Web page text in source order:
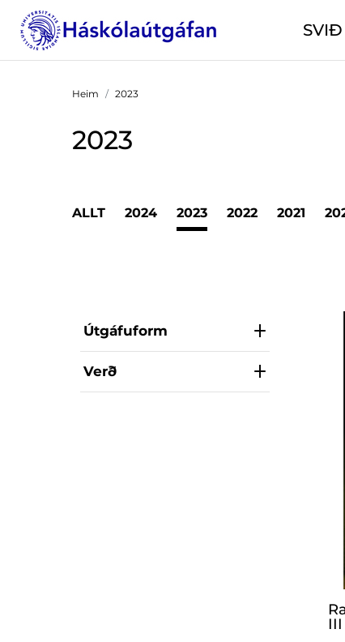
SVIÐ
Heim 2023
2023
ALLT 2024 2023 2022 2021
Útgáfuform
Verð
III